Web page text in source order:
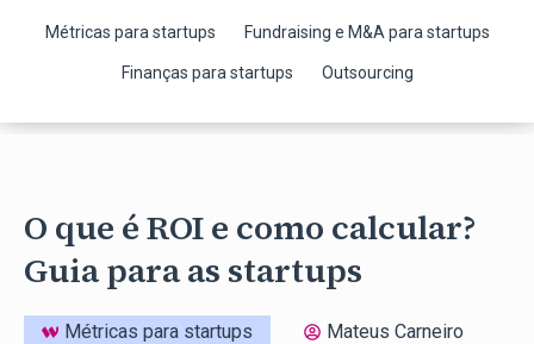
Métricas para startups Fundraising e M&A para startups
Finanças para startups Outsourcing
O que é ROI e como calcular?
Guia para as startups
Métricas para startups
Mateus Carneiro